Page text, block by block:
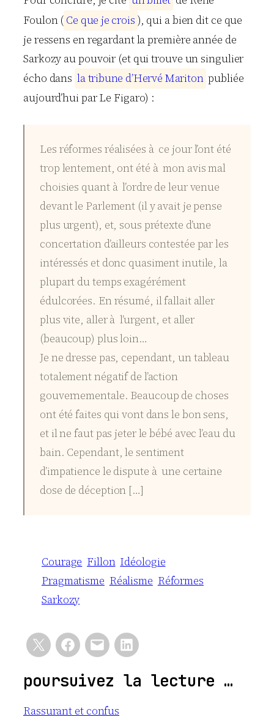
Foulon ( Ce que je crois ), qui a bien dit ce que
je ressens en regardant la première année de
Sarkozy au pouvoir (et qui trouve un singulier
écho dans latribune d’Hervé Mariton publiée
aujourd’hui par Le Figaro) :
Les réformes réalisées à ce jour l’ont été
trop lentement, ont été à mon avis mal
choisies quant à l’ordre de leur venue
devant le Parlement (il y avait je pense
plus urgent), et, sous prétexte d’une
concertation d’ailleurs contestée par les
intéressés et donc quasiment inutile, la
plupart du temps exagérément
édulcorées. En résumé, il fallait aller
plus vite, aller à l’urgent, et aller
(beaucoup) plus loin…
Je ne dresse pas, cependant, un tableau
totalement négatif de l’action
gouvernementale. Beaucoup de choses
ont été faites qui vont dans le bon sens,
et il ne faut pas jeter le bébé avec l’eau du
bain. Cependant, le sentiment
d’impatience le dispute à une certaine
dose de déception […]
Courage Fillon Idéologie
Pragmatisme Réalisme Réformes
Sarkozy
poursuivez la lecture …
Rassurant et confus